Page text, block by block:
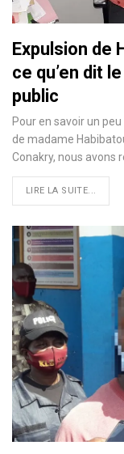
Expulsion de
ce qu’en dit
public
Pour en savoir un
de madame
Conakry, nous avons
LIRE LA SUITE...